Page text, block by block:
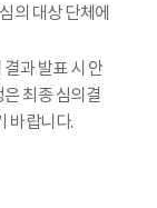
의 대상 단체에
과 발표 시 안
최종 심의결
바랍니다.